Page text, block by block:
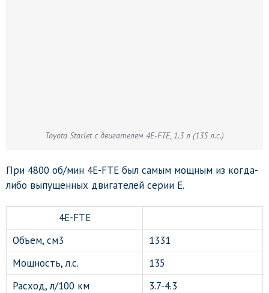
Toyota Starlet с двигателем 4E-FTE, 1.3 л (135 л.с.)
При 4800 об/мин 4E-FTE был самым мощным из когда-
либо выпущенных двигателей серии E.
4E-FTE
Объем, см3
1331
Мощность, л.с.
135
Расход, л/100 км
3.7-4.3